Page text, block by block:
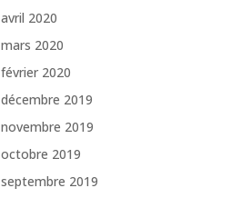
avril 2020
mars 2020
février 2020
décembre 2019
novembre 2019
octobre 2019
septembre 2019